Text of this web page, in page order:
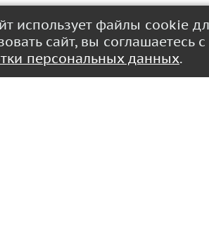
стильно смотреться в вашем
размеры, поэтому он не
на 360 ° позволяет регулировать
использует файлы cookie
сайт, вы
персональных данных.